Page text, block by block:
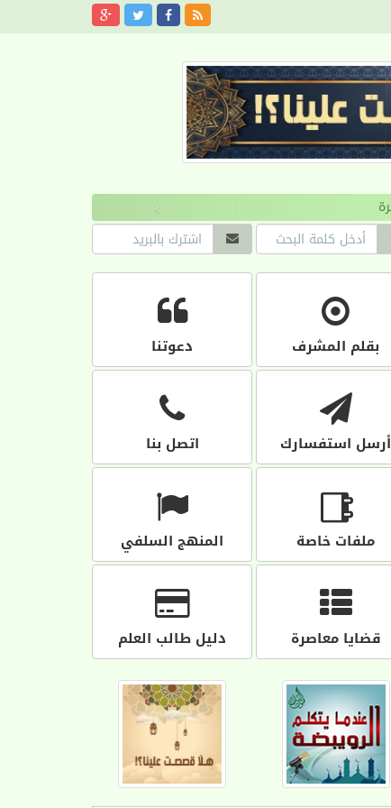
›
بقلم المشرف دعوتنا
أرسل استفسارك اتصل بنا
ملفات خاصة المنهج السلفي
قضايا معاصرة دليل طالب العلم